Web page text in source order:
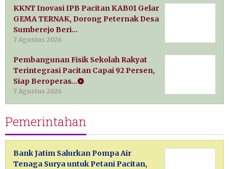
KKNT Inovasi IPB Pacitan KAB01 Gelar
GEMA TERNAK, Dorong Peternak Desa
Sumberejo Beri…
7 Agustus 2026
Pembangunan Fisik Sekolah Rakyat
Terintegrasi Pacitan Capai 92 Persen,
Siap Beroperas…
7 Agustus 2026
Pemerintahan
Bank Jatim Salurkan Pompa Air
Tenaga Surya untuk Petani Pacitan,